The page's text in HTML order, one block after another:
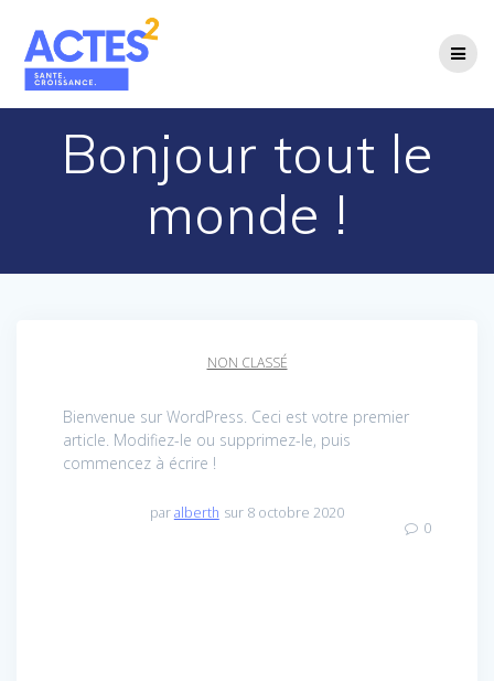
Bonjour tout le
monde !
NON CLASSÉ
Bienvenue sur WordPress. Ceci est votre premier
article. Modifiez-le ou supprimez-le, puis
commencez à écrire !
paralberth sur 8 octobre 2020
0